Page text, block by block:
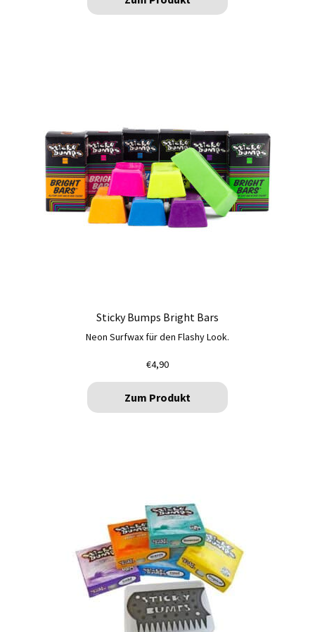
Sticky Bumps Bright Bars
Neon Surfwax für den Flashy Look.
€4,90
Zum Produkt
Die
Optionen
können
auf
der
Produktseite
gewählt
werden